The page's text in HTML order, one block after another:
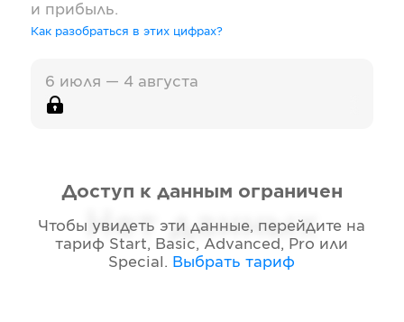
и прибыль.
Как разобраться в этих цифрах?
6 июля — 4 августа
Нет данных
Доступ к данным ограничен
Чтобы увидеть эти данные, перейдите на
тариф Start, Basic, Advanced, Pro или
Special . Выбрать тариф